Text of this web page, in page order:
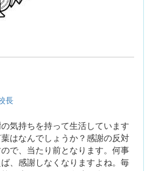
長
気持ちを持って生活しています
はなんでしょうか？感謝の反対
で、当たり前となります。何事
、感謝しなくなりますよね。毎